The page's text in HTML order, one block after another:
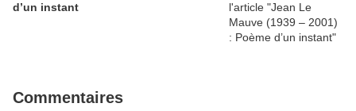
d’un instant
Commentaires